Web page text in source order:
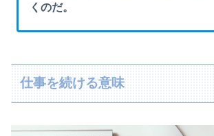
くのだ。
仕事を続ける意味